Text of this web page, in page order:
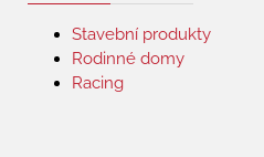
Stavební produkty
Rodinné domy
Racing